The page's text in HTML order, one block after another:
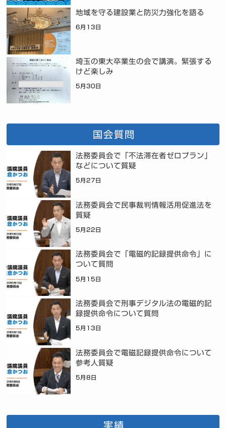
地域を守る建設業と防災力強化を語る
6月13日
埼玉の東大卒業生の会で講演。緊張する
けど楽しみ
5月30日
国会質問
法務委員会で「不法滞在者ゼロプラン」
などについて質疑
5月27日
法務委員会で民事裁判情報活用促進法を
質疑
5月22日
法務委員会で「電磁的記録提供命令」に
ついて質問
5月15日
法務委員会で刑事デジタル法の電磁的記
録提供命令について質問
5月13日
法務委員会で電磁記録提供命令について
参考人質疑
5月8日
実績